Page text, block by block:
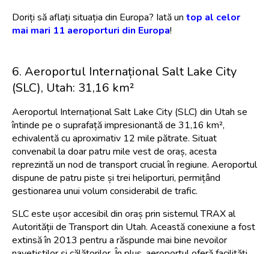
Doriți să aflați situația din Europa? Iată un top al celor
mai mari 11 aeroporturi din Europa!
6. Aeroportul Internațional Salt Lake City
(SLC), Utah: 31,16 km²
Aeroportul Internațional Salt Lake City (SLC) din Utah se
întinde pe o suprafață impresionantă de 31,16 km²,
echivalentă cu aproximativ 12 mile pătrate. Situat
convenabil la doar patru mile vest de oraș, acesta
reprezintă un nod de transport crucial în regiune. Aeroportul
dispune de patru piste și trei heliporturi, permițând
gestionarea unui volum considerabil de trafic.
SLC este ușor accesibil din oraș prin sistemul TRAX al
Autorității de Transport din Utah. Această conexiune a fost
extinsă în 2013 pentru a răspunde mai bine nevoilor